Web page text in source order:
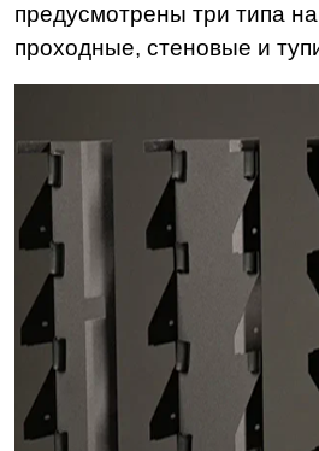
предусмотрены три типа
проходные, стеновые и